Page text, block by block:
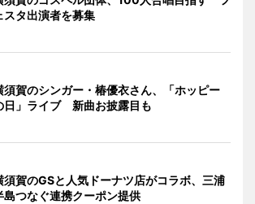
スタ出演者を募集
須賀のシンガー・椿優衣さん、「ホッピー
日」ライブ 新曲お披露目も
須賀のGSと人気ドーナツ店がコラボ、三浦
島つなぐ連携クーポン提供